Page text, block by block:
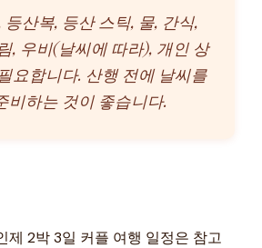
등산복, 등산 스틱, 물, 간식,
, 우비(날씨에 따라), 개인 상
요합니다. 산행 전에 날씨를
비하는 것이 좋습니다.
제 2박 3일 커플 여행 일정은 참고